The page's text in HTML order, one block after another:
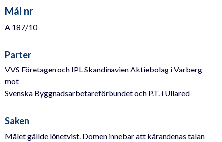
Mål nr
A 187/10
Parter
VVS Företagen och IPL Skandinavien Aktiebolag i Varberg
mot
Svenska Byggnadsarbetareförbundet och P.T. i Ullared
Saken
Målet gällde lönetvist. Domen innebar att kärandenas talan